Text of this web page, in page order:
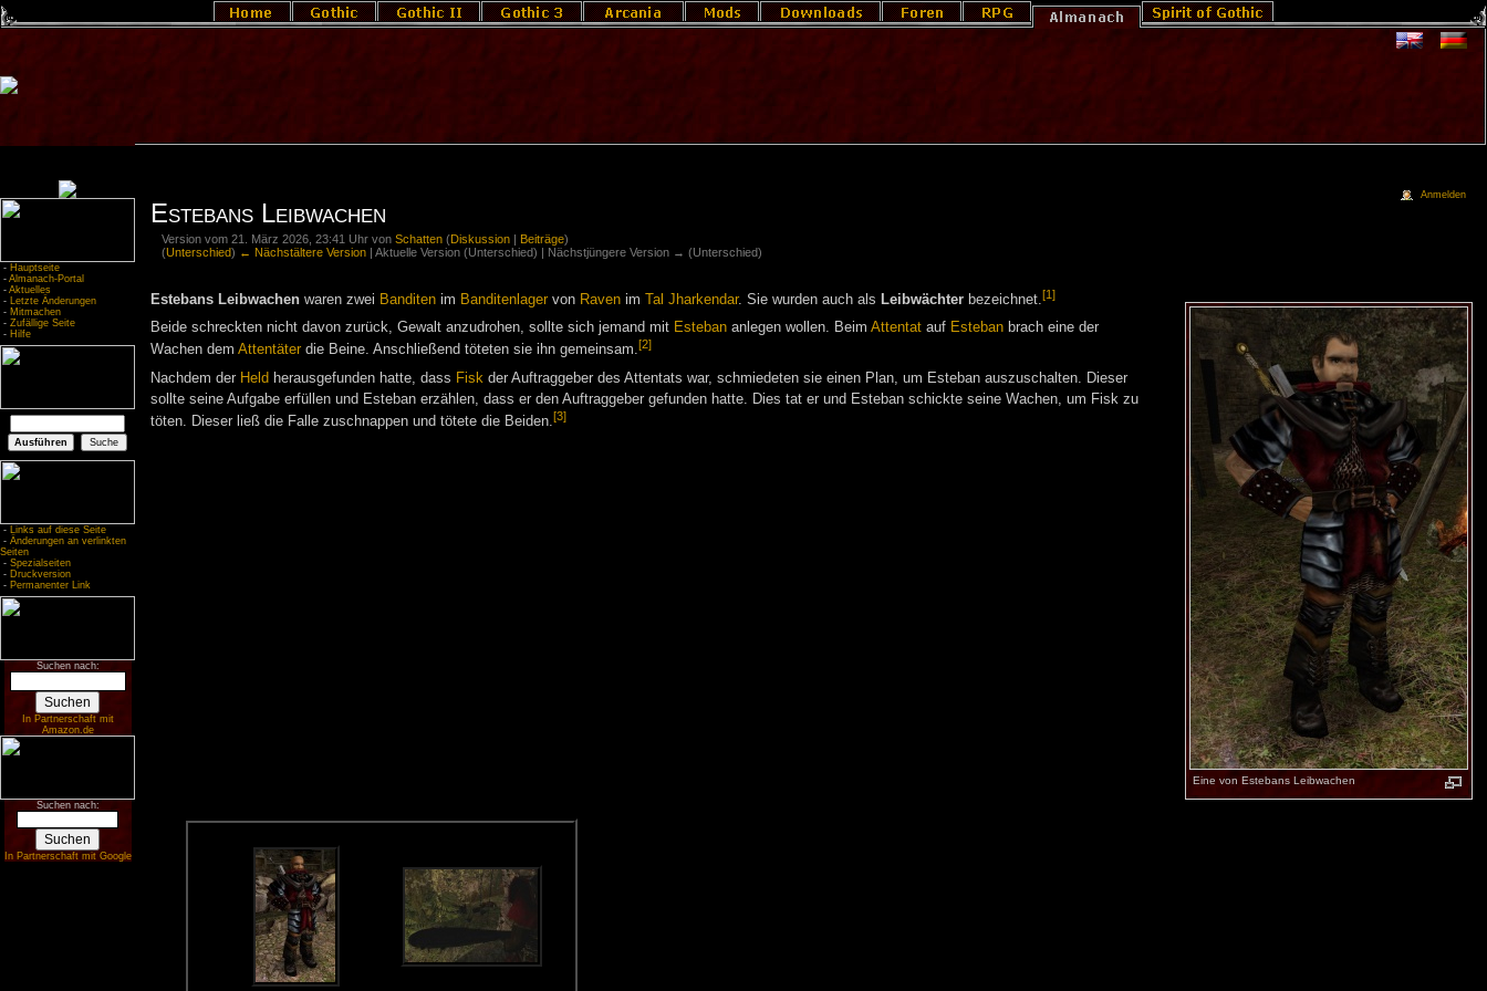
- Hauptseite
- Almanach-Portal
- Aktuelles
- Letzte Änderungen
- Mitmachen
- Zufällige Seite
- Hilfe
- Links auf diese Seite
- Änderungen an verlinkten
Seiten
- Spezialseiten
- Druckversion
- Permanenter Link
Suchen nach:
In Partnerschaft mit
Amazon.de
Suchen nach:
In Partnerschaft mit Google
Estebans Leibwachen
Version vom 21. März 2026, 23:41 Uhr vonSchatten (Diskussion | Beiträge)
(Unterschied) ← Nächstältere Version | Aktuelle Version (Unterschied) | Nächstjüngere Version → (Unterschied)
Eine von Estebans Leibwachen
Estebans Leibwachenwaren zwei Banditenim Banditenlagervon Ravenim Tal Jharkendar. Sie wurden auch als Leibwächterbezeichnet.[1]
Beide schreckten nicht davon zurück, Gewalt anzudrohen, sollte sich jemand mit Estebananlegen wollen. Beim Attentatauf Estebanbrach eine der
Wachen dem Attentäterdie Beine. Anschließend töteten sie ihn gemeinsam.[2]
Nachdem der Held herausgefunden hatte, dass Fiskder Auftraggeber des Attentats war, schmiedeten sie einen Plan, um Esteban auszuschalten. Dieser
sollte seine Aufgabe erfüllen und Esteban erzählen, dass er den Auftraggeber gefunden hatte. Dies tat er und Esteban schickte seine Wachen, um Fisk zu
töten. Dieser ließ die Falle zuschnappen und tötete die Beiden.[3]
Anmelden